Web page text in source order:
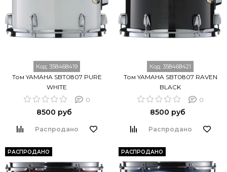
Код: 358468419
Том YAMAHA SBT0807 PURE
WHITE
0
8500 руб
Распродано
Код: 358468421
Том YAMAHA SBT0807 RAVEN
BLACK
0
8500 руб
Распродано
РАСПРОДАНО РАСПРОДАНО